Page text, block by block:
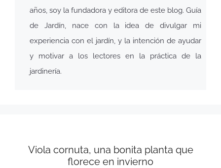
años, soy la fundadora y editora de este blog. Guía
de Jardín, nace con la idea de divulgar mi
experiencia con el jardín, y la intención de ayudar
y motivar a los lectores en la práctica de la
jardinería.
Viola cornuta, una bonita planta que
florece en invierno